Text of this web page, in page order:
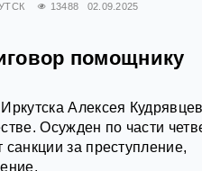
13488 02.09.2025
помощнику
Алексея
Осужден по части
за преступление,